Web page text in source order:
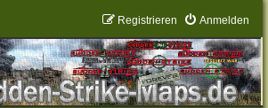
Anmelden
Registrieren